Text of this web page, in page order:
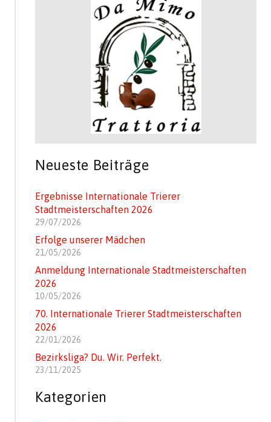
Neueste Beiträge
Ergebnisse Internationale Trierer
Stadtmeisterschaften 2026
29/07/2026
Erfolge unserer Mädchen
21/05/2026
Anmeldung Internationale Stadtmeisterschaften
2026
10/05/2026
70. Internationale Trierer Stadtmeisterschaften
2026
22/01/2026
Bezirksliga? Du. Wir. Perfekt.
23/11/2025
Kategorien